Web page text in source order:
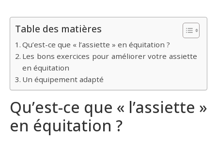
Table des matières
Qu’est-ce que « l’assiette » en équitation ?
Les bons exercices pour améliorer votre assiette
en équitation
Un équipement adapté
Qu’est-ce que « l’assiette »
en équitation ?